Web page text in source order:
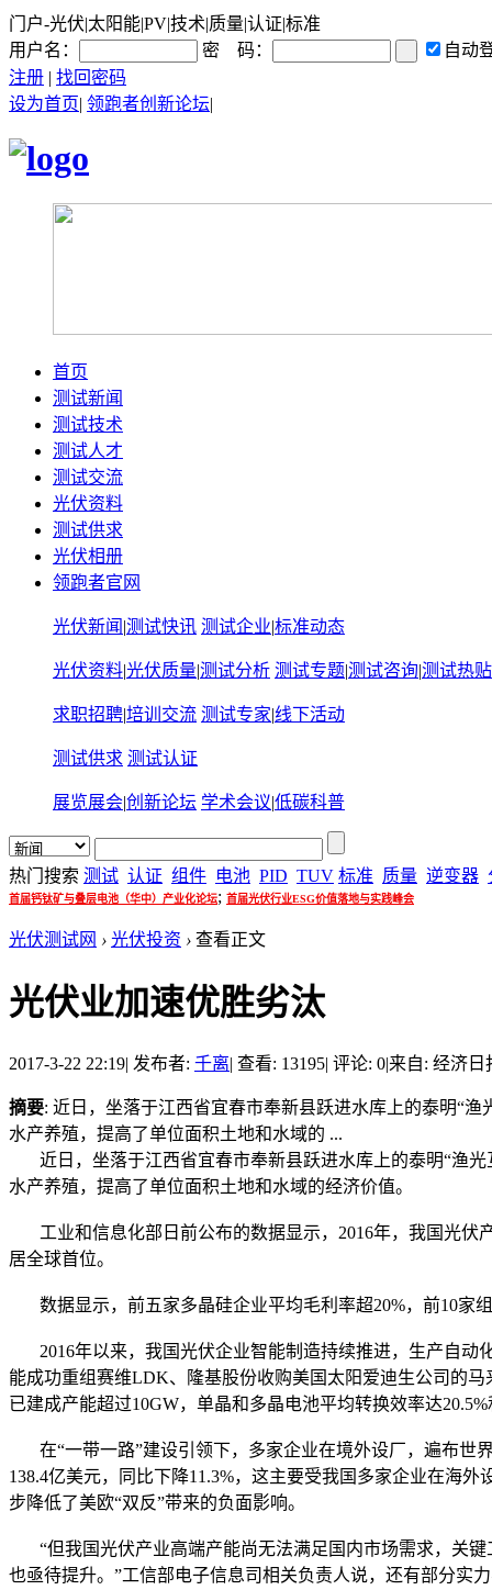
门户-光伏|太阳能|PV|技术|质量|认证|标准
用户名：
密 码：
自动
注册 | 找回密码
设为首页| 领跑者创新论坛|
首页
测试新闻
测试技术
测试人才
测试交流
光伏资料
测试供求
光伏相册
领跑者官网
光伏新闻 |测试快讯 测试企业|标准动态
光伏资料|光伏质量|测试分析 测试专题|测试咨询|测试热贴
求职招聘|培训交流 测试专家|线下活动
测试供求 测试认证
展览展会|创新论坛 学术会议|低碳科普
热门搜索 测试 认证 组件 电池 PID TUV 标准 质量 逆变器
首届钙钛矿与叠层电池（华中）产业化论坛; 首届光伏行业ESG价值落地与实践峰会
光伏测试网 › 光伏投资 › 查看正文
光伏业加速优胜劣汰
2017-3-22 22:19| 发布者: 千离| 查看: 13195| 评论: 0|来自: 经济日
摘要: 近日，坐落于江西省宜春市奉新县跃进水库上的泰明“
水产养殖，提高了单位面积土地和水域的 ...
近日，坐落于江西省宜春市奉新县跃进水库上的泰明“渔光
水产养殖，提高了单位面积土地和水域的经济价值。
工业和信息化部日前公布的数据显示，2016年，我国光伏
居全球首位。
数据显示，前五家多晶硅企业平均毛利率超20%，前10家
2016年以来，我国光伏企业智能制造持续推进，生产自动
能成功重组赛维LDK、隆基股份收购美国太阳爱迪生公司的
已建成产能超过10GW，单晶和多晶电池平均转换效率达20.5%
在“一带一路”建设引领下，多家企业在境外设厂，遍布世
138.4亿美元，同比下降11.3%，这主要受我国多家企业在海
步降低了美欧“双反”带来的负面影响。
“但我国光伏产业高端产能尚无法满足国内市场需求，关键
也亟待提升。”工信部电子信息司相关负责人说，还有部分实